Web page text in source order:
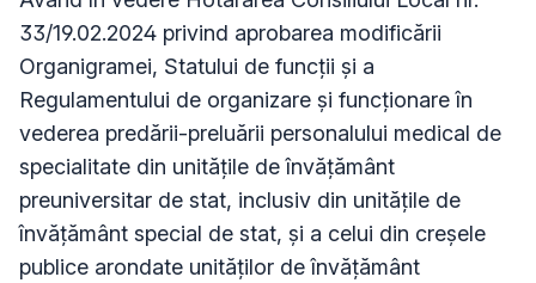
33/19.02.2024 privind aprobarea modificării
Organigramei, Statului de funcții și a
Regulamentului de organizare și funcționare în
vederea predării-preluării personalului medical de
specialitate din unităţile de învăţământ
preuniversitar de stat, inclusiv din unităţile de
învăţământ special de stat, şi a celui din creşele
publice arondate unităţilor de învăţământ